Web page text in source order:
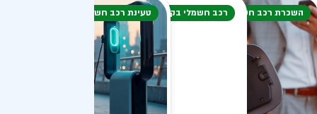
השכרת רכב חשמלי רכב חשמלי בקיץ טעינת רכב חשמלי